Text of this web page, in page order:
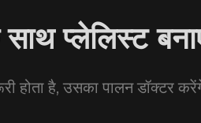
साथ प्लेलिस्ट
होता है, उसका पालन डॉक्टर